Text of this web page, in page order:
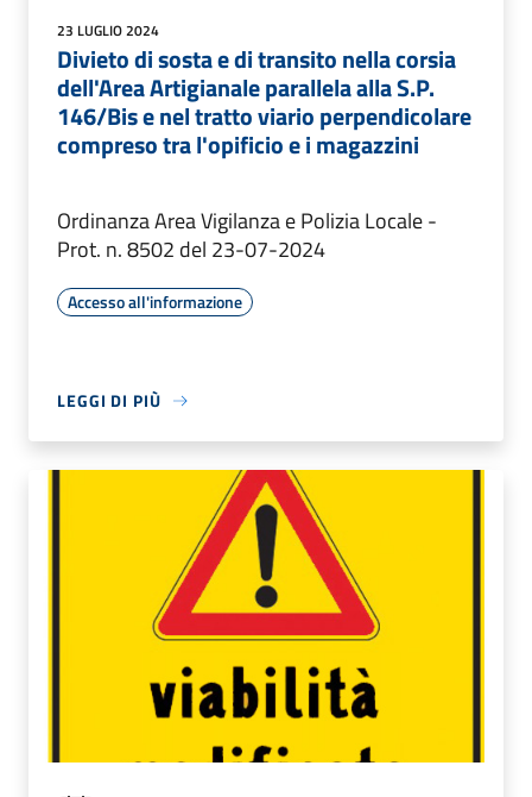
23 LUGLIO 2024
Divieto di sosta e di transito nella corsia
dell'Area Artigianale parallela alla S.P.
146/Bis e nel tratto viario perpendicolare
compreso tra l'opificio e i magazzini
Ordinanza Area Vigilanza e Polizia Locale -
Prot. n. 8502 del 23-07-2024
Accesso all'informazione
LEGGI DI PIÙ